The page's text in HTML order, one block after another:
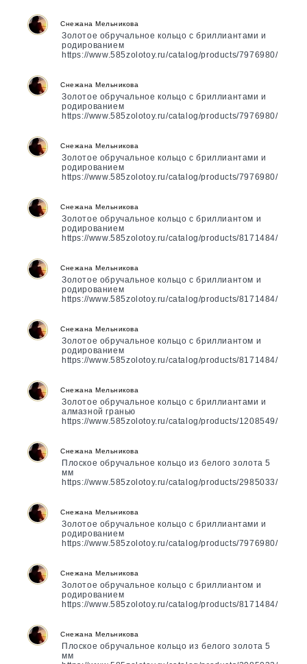
Снежана Мельникова
Золотое обручальное кольцо с бриллиантами и
родированием
https://www.585zolotoy.ru/catalog/products/7976980/
Снежана Мельникова
Золотое обручальное кольцо с бриллиантами и
родированием
https://www.585zolotoy.ru/catalog/products/7976980/
Снежана Мельникова
Золотое обручальное кольцо с бриллиантами и
родированием
https://www.585zolotoy.ru/catalog/products/7976980/
Снежана Мельникова
Золотое обручальное кольцо с бриллиантом и
родированием
https://www.585zolotoy.ru/catalog/products/8171484/
Снежана Мельникова
Золотое обручальное кольцо с бриллиантом и
родированием
https://www.585zolotoy.ru/catalog/products/8171484/
Снежана Мельникова
Золотое обручальное кольцо с бриллиантом и
родированием
https://www.585zolotoy.ru/catalog/products/8171484/
Снежана Мельникова
Золотое обручальное кольцо с бриллиантами и
алмазной гранью
https://www.585zolotoy.ru/catalog/products/1208549/
Снежана Мельникова
Плоское обручальное кольцо из белого золота 5
мм
https://www.585zolotoy.ru/catalog/products/2985033/
Снежана Мельникова
Золотое обручальное кольцо с бриллиантами и
родированием
https://www.585zolotoy.ru/catalog/products/7976980/
Снежана Мельникова
Золотое обручальное кольцо с бриллиантом и
родированием
https://www.585zolotoy.ru/catalog/products/8171484/
Снежана Мельникова
Плоское обручальное кольцо из белого золота 5
мм